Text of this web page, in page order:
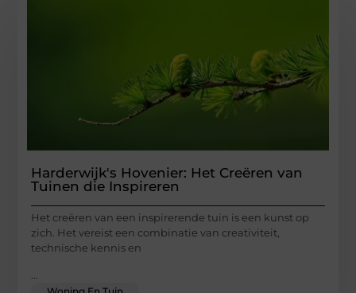
Harderwijk's Hovenier: Het Creëren van
Tuinen die Inspireren
Het creëren van een inspirerende tuin is een kunst op
zich. Het vereist een combinatie van creativiteit,
technische kennis en